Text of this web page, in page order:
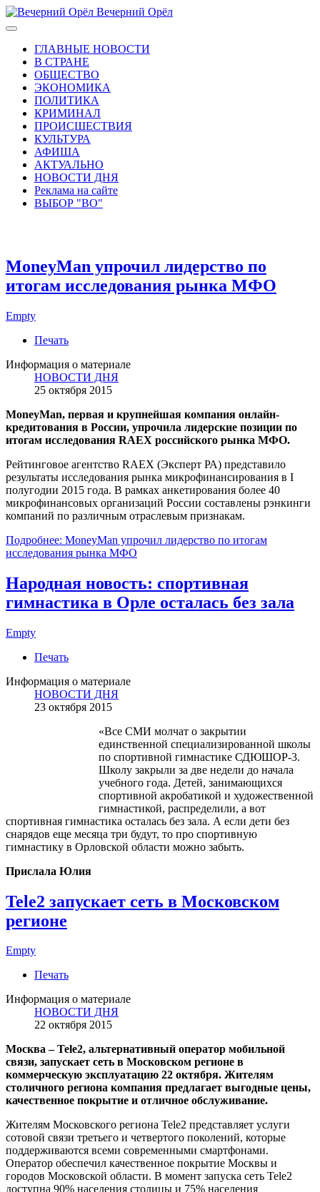
Вечерний Орёл
ГЛАВНЫЕ НОВОСТИ
В СТРАНЕ
ОБЩЕСТВО
ЭКОНОМИКА
ПОЛИТИКА
КРИМИНАЛ
ПРОИСШЕСТВИЯ
КУЛЬТУРА
АФИША
АКТУАЛЬНО
НОВОСТИ ДНЯ
Реклама на сайте
ВЫБОР "ВО"
MoneyMan упрочил лидерство по
итогам исследования рынка МФО
Empty
Печать
Информация о материале
НОВОСТИ ДНЯ
25 октября 2015
MoneyMan, первая и крупнейшая компания онлайн-
кредитования в России, упрочила лидерские позиции по
итогам исследования RAEX российского рынка МФО.
Рейтинговое агентство RAEX (Эксперт РА) представило
результаты исследования рынка микрофинансирования в I
полугодии 2015 года. В рамках анкетирования более 40
микрофинансовых организаций России составлены рэнкинги
компаний по различным отраслевым признакам.
Подробнее: MoneyMan упрочил лидерство по итогам
исследования рынка МФО
Народная новость: спортивная
гимнастика в Орле осталась без зала
Empty
Печать
Информация о материале
НОВОСТИ ДНЯ
23 октября 2015
«Все СМИ молчат о закрытии
единственной специализированной школы
по спортивной гимнастике СДЮШОР-3.
Школу закрыли за две недели до начала
учебного года. Детей, занимающихся
спортивной акробатикой и художественной
гимнастикой, распределили, а вот
спортивная гимнастика осталась без зала. А если дети без
снарядов еще месяца три будут, то про спортивную
гимнастику в Орловской области можно забыть.
Прислала Юлия
Tele2 запускает сеть в Московском
регионе
Empty
Печать
Информация о материале
НОВОСТИ ДНЯ
22 октября 2015
Москва – Tele2, альтернативный оператор мобильной
связи, запускает сеть в Московском регионе в
коммерческую эксплуатацию 22 октября. Жителям
столичного региона компания предлагает выгодные цены,
качественное покрытие и отличное обслуживание.
Жителям Московского региона Tele2 представляет услуги
сотовой связи третьего и четвертого поколений, которые
поддерживаются всеми современными смартфонами.
Оператор обеспечил качественное покрытие Москвы и
городов Московской области. В момент запуска сеть Tele2
доступна 90% населения столицы и 75% населения